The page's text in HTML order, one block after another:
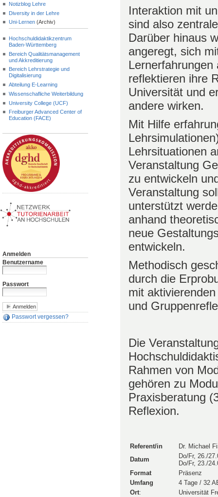
Notizblog Lehre
Diversity in der Lehre
Uni-Lernen(Archiv)
Hochschuldidaktikzentrum
Baden-Württemberg
Bereich Qualitätsmanagement
und Akkreditierung
Bereich Lehrstrategie und
Digitalisierung
Abteilung E-Learning
Wissenschafliche Weiterbildung
University College (UCF)
Freiburger Advanced Center of
Education (FACE)
Anmelden
Benutzername
Passwort
Passwort vergessen?
Interaktion mit
sind also
Darüber hinaus
angeregt, sich
reflektieren ihre
Universität und
andere wirken.
Mit Hilfe
Lehrsituationen
Veranstaltung
zu entwickeln
Veranstaltung
unterstützt
anhand
neue
entwickeln.
Methodisch
durch die
mit
und
Die
Rahmen von
gehören zu
Praxisberatung
Reflexion.
Referent/in
Dr. Michael
Datum
Do/Fr, 26./
Do/Fr, 23./
Format
Präsenz
Umfang
4 Tage / 32
Ort: Universität